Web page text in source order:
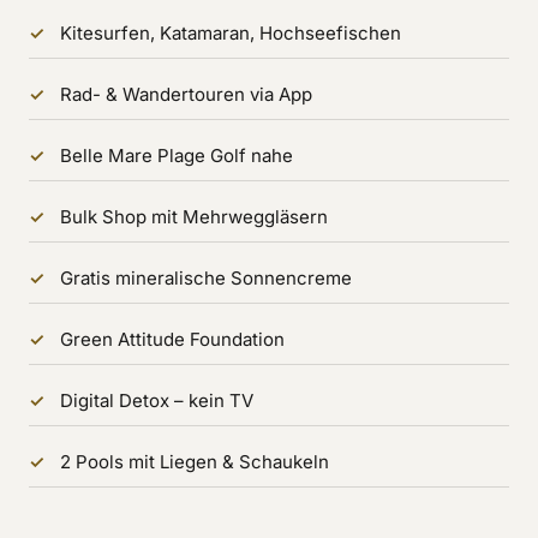
Kitesurfen, Katamaran, Hochseefischen
Rad- & Wandertouren via App
Belle Mare Plage Golf nahe
Bulk Shop mit Mehrweggläsern
Gratis mineralische Sonnencreme
Green Attitude Foundation
Digital Detox – kein TV
2 Pools mit Liegen & Schaukeln